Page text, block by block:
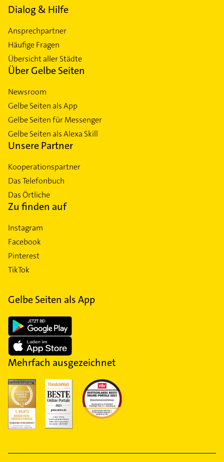
Dialog & Hilfe
Ansprechpartner
Häufige Fragen
Übersicht aller Städte
Über Gelbe Seiten
Newsroom
Gelbe Seiten als App
Gelbe Seiten für Messenger
Gelbe Seiten als Alexa Skill
Unsere Partner
Kooperationspartner
Das Telefonbuch
Das Örtliche
Zu finden auf
Instagram
Facebook
Pinterest
TikTok
Gelbe Seiten als App
Mehrfach ausgezeichnet